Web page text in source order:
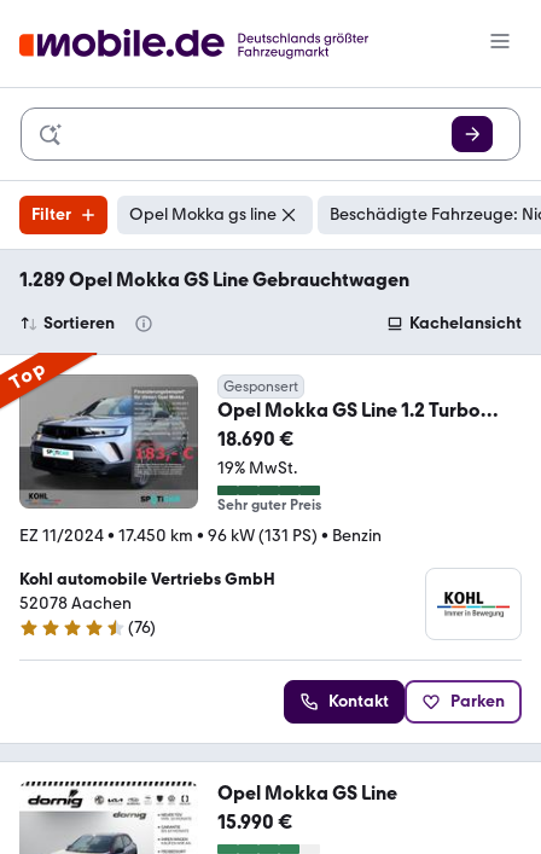
Filter Opel Mokka gs line Beschädigte Fahrzeuge:
1.289 Opel Mokka GS Line Gebrauchtwagen
Sortieren Kachelansicht
Top Gesponsert
Opel Mokka GS Line 1.2 Turbo
Automatik LED Navi PDC
18.690 €
19% MwSt.
Sehr guter Preis
EZ 11/2024• 17.450 km • 96 kW (131 PS) • Benzin
Kohl automobile Vertriebs GmbH
52078 Aachen
4.7 Sterne
(76)
Kontakt Parken
Opel Mokka GS Line
15.990 €